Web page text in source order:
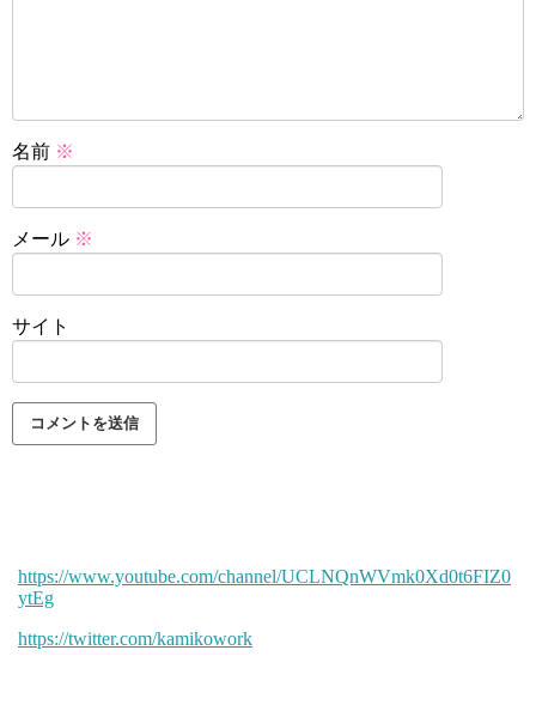
名前 ※
メール ※
サイト
https://www.youtube.com/channel/UCLNQnWVmk0Xd0t6FIZ0
ytEg
https://twitter.com/kamikowork